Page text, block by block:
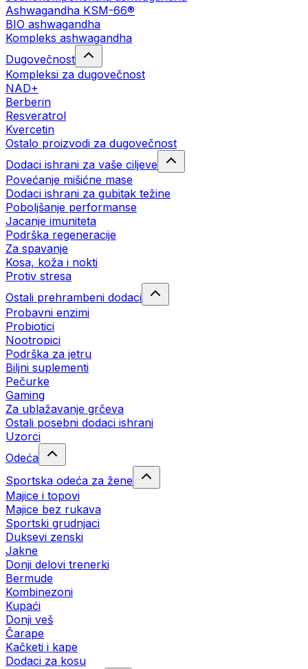
Ashwagandha KSM-66®
BIO ashwagandha
Kompleks ashwagandha
Dugovečnost
Kompleksi za dugovečnost
NAD+
Berberin
Resveratrol
Kvercetin
Ostalo proizvodi za dugovečnost
Dodaci ishrani za vaše ciljeve
Povećanje mišićne mase
Dodaci ishrani za gubitak težine
Poboljšanje performanse
Jacanje imuniteta
Podrška regeneracije
Za spavanje
Kosa, koža i nokti
Protiv stresa
Ostali prehrambeni dodaci
Probavni enzimi
Probiotici
Nootropici
Podrška za jetru
Biljni suplementi
Pečurke
Gaming
Za ublažavanje grčeva
Ostali posebni dodaci ishrani
Uzorci
Odeća
Sportska odeća za žene
Majice i topovi
Majice bez rukava
Sportski grudnjaci
Duksevi zenski
Jakne
Donji delovi trenerki
Bermude
Kombinezoni
Kupaći
Donji veš
Čarape
Kačketi i kape
Dodaci za kosu